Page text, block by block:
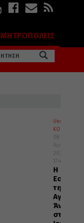
ΜΗΤΡΟΠΟΛΕΙΣ
ΚΟΣΜΟΣ
08
Αυγούστου
2026
17:45
Η
Εορτή
της
Αγίας
Άννης
στα